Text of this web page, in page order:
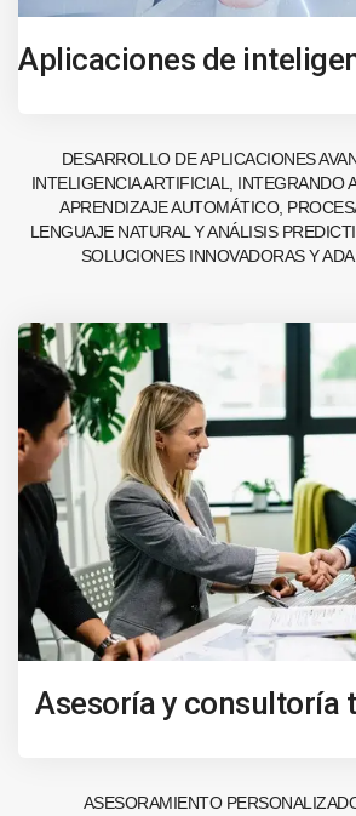
Aplicaciones de
DESARROLLO DE APLICACIONES
INTELIGENCIA ARTIFICIAL, INTEGRANDO
APRENDIZAJE AUTOMÁTICO,
LENGUAJE NATURAL Y ANÁLISIS
SOLUCIONES INNOVADORAS Y
Asesoría y consultoría
ASESORAMIENTO